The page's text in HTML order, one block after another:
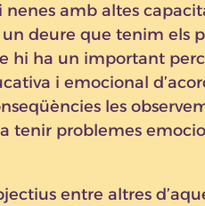
nenes amb altes
un deure que tenim els
hi ha un important
i emocional
les
tenir problemes
entre altres